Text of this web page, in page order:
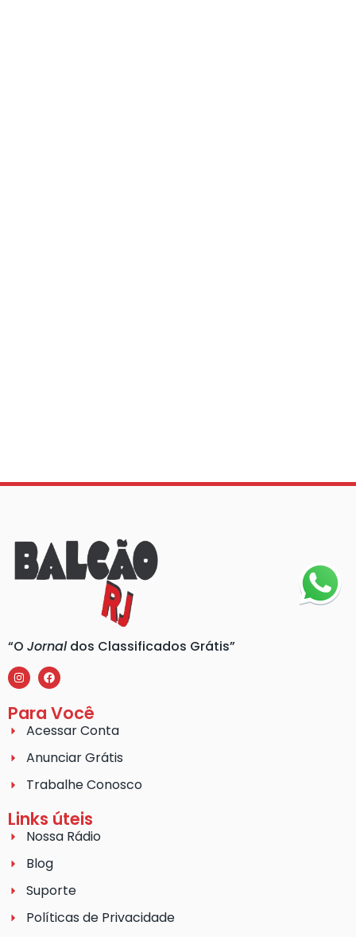
“O Jornaldos Classificados Grátis”
Para Você
Acessar Conta
Anunciar Grátis
Trabalhe Conosco
Links úteis
Nossa Rádio
Blog
Suporte
Políticas de Privacidade